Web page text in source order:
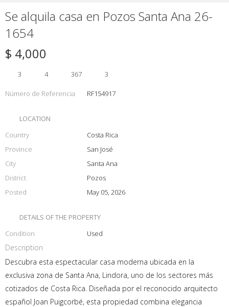
Se alquila casa en Pozos Santa Ana 26-
1654
$ 4,000
3 4 367 3
Número de Referencia RF154917
LOCATION
Country
Costa Rica
Province
San José
City
Santa Ana
District
Pozos
Posted
May 05, 2026
DETAILS OF THE PROPERTY
Condition
Used
Description
Descubra esta espectacular casa moderna ubicada en la
exclusiva zona de Santa Ana, Lindora, uno de los sectores más
cotizados de Costa Rica. Diseñada por el reconocido arquitecto
español Joan Puigcorbé, esta propiedad combina elegancia